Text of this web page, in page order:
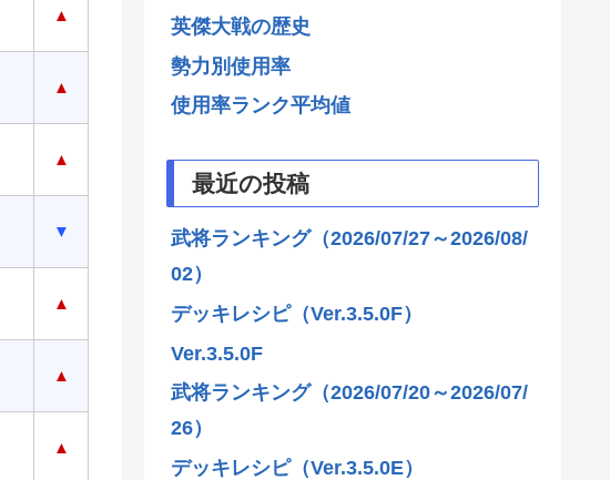
▲
▲
▲
▼
▲
▲
▲
英傑大戦の歴史
勢力別使用率
使用率ランク平均値
最近の投稿
武将ランキング（2026/07/27～2026/08/
02）
デッキレシピ（Ver.3.5.0F）
Ver.3.5.0F
武将ランキング（2026/07/20～2026/07/
26）
デッキレシピ（Ver.3.5.0E）